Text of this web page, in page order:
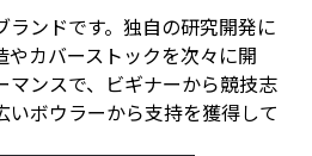
ンドです。独自の研究開発に
やカバーストックを次々に開
マンスで、ビギナーから競技志
いボウラーから支持を獲得して